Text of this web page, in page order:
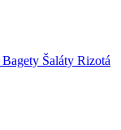
Bagety Šaláty Rizotá